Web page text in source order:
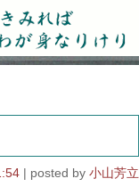
遊ばれ暮るるわが
小山芳立